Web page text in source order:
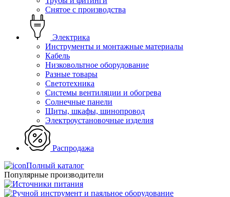
Снятое с производства
Электрика
Инструменты и монтажные материалы
Кабель
Низковольтное оборудование
Разные товары
Светотехника
Системы вентиляции и обогрева
Солнечные панели
Щиты, шкафы, шинопровод
Электроустановочные изделия
Распродажа
Полный каталог
Популярные производители